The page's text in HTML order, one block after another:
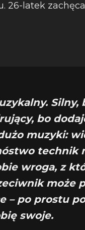
26-latek
Silny,
bo
muzyki:
technik
wroga, z
może
– po prostu
swoje.